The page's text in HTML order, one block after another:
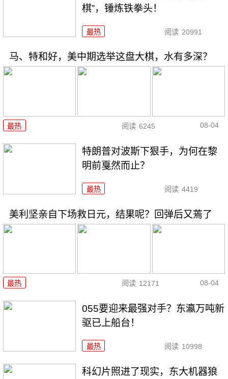
棋”，锤炼铁拳头！
最热 阅读 20991
马、特和好，美中期选举这盘大棋，水有多深？
最热 阅读 6245 08-04
特朗普对波斯下狠手，为何在黎
明前戛然而止？
最热 阅读 4419
美利坚亲自下场救日元，结果呢？回弹后又蔫了
最热 阅读 12171 08-04
055要迎来最强对手？东瀛万吨新
驱已上船台！
最热 阅读 10998
科幻片照进了现实，东大机器狼